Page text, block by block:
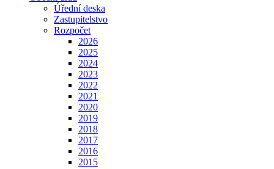
Úřední deska
Zastupitelstvo
Rozpočet
2026
2025
2024
2023
2022
2021
2020
2019
2018
2017
2016
2015